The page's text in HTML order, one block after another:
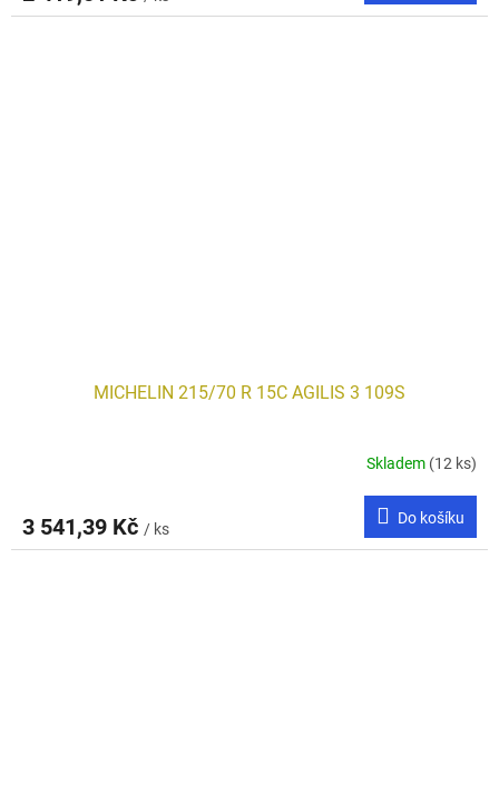
MICHELIN 215/70 R 15C AGILIS 3 109S
Skladem (12 ks)
3 541,39 Kč / ks
Do košíku